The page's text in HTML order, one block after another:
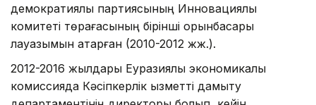
демократиялық партиясының Инновациялық
комитеті төрағасының бірінші орынбасары
лауазымын атқарған (2010-2012 жж.).
2012-2016 жылдары Еуразиялық экономикалық
комиссияда Кәсіпкерлік қызметті дамыту